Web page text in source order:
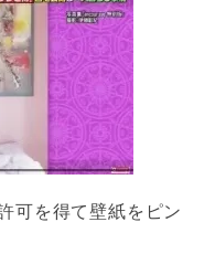
可を得て壁紙をピン